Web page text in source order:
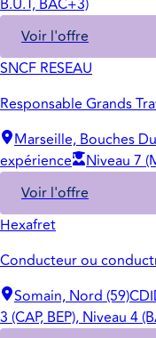
B.U.T, BAC+3)
Voir l'offre
SNCF RESEAU
Responsable Grands
Marseille, Bouches
expérience
Niveau 7
Voir l'offre
Hexafret
Conducteur ou
Somain, Nord (59)CDI
3 (CAP, BEP), Niveau 4